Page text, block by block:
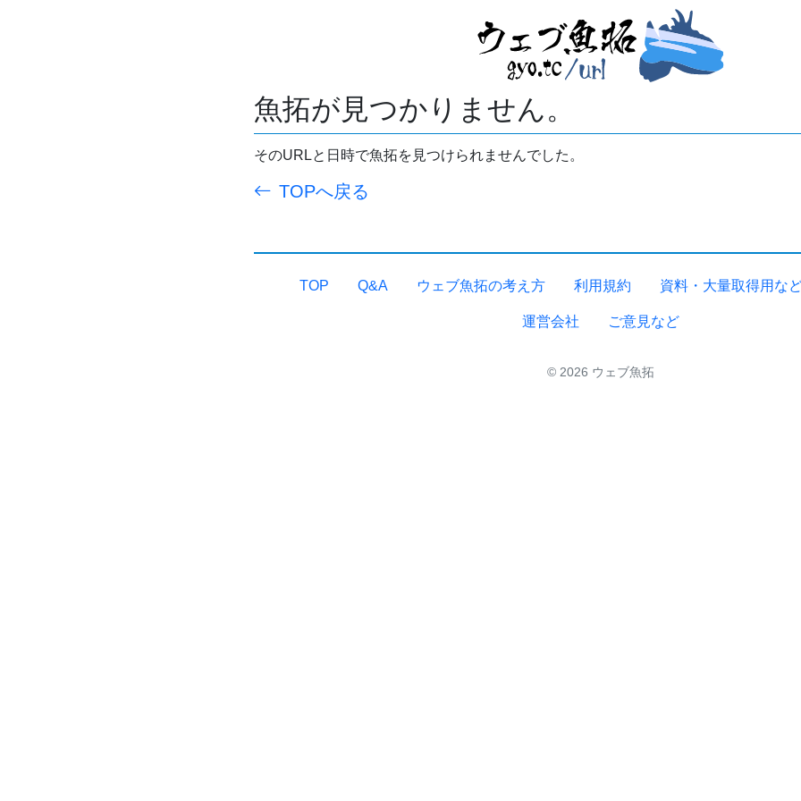
魚拓が見つかりません。
そのURLと日時で魚拓を見つけられませんでした。
TOPへ戻る
TOP Q&A ウェブ魚拓の考え方 利用規約 資料・大量取得用な
運営会社 ご意見など
© 2026 ウェブ魚拓